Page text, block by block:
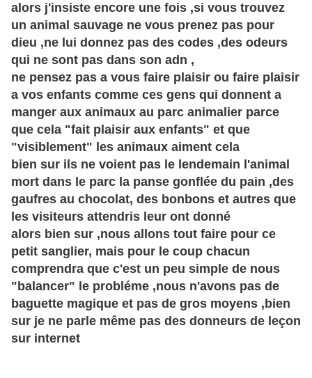
alors j'insiste encore une fois ,si vous trouvez
un animal sauvage ne vous prenez pas pour
dieu ,ne lui donnez pas des codes ,des odeurs
qui ne sont pas dans son adn ,
ne pensez pas a vous faire plaisir ou faire plaisir
a vos enfants comme ces gens qui donnent a
manger aux animaux au parc animalier parce
que cela "fait plaisir aux enfants" et que
"visiblement" les animaux aiment cela
bien sur ils ne voient pas le lendemain l'animal
mort dans le parc la panse gonflée du pain ,des
gaufres au chocolat, des bonbons et autres que
les visiteurs attendris leur ont donné
alors bien sur ,nous allons tout faire pour ce
petit sanglier, mais pour le coup chacun
comprendra que c'est un peu simple de nous
"balancer" le probléme ,nous n'avons pas de
baguette magique et pas de gros moyens ,bien
sur je ne parle même pas des donneurs de leçon
sur internet